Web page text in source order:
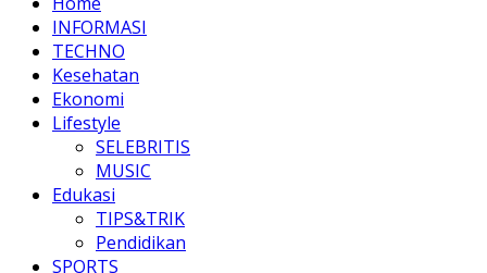
INFORMASI
TECHNO
Kesehatan
Ekonomi
Lifestyle
SELEBRITIS
MUSIC
Edukasi
TIPS&TRIK
Pendidikan
SPORTS